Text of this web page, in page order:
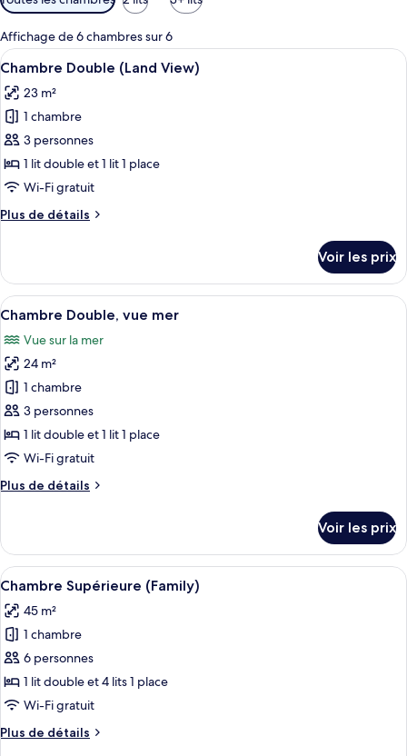
disponibles
pour
les
chambres
Affichage de 6 chambres sur 6
Afficher
toutes
les
photos
pour
ce
type
chambre :
(Land
View)
Une chambre d’hôtel avec deux lits,
5
Chambre Double (Land View)
23 m²
1 chambre
3 personnes
1 lit double et 1 lit 1 place
Wi-Fi gratuit
Plus de détails
Plus
le
type
de
Chambre
Double
(Land
View)
Voir les prix
Afficher
toutes
les
photos
pour
ce
type
de
chambre :
Chambre
mer
Une chambre d’hôtel avec un lit,
4
Chambre Double, vue mer
Vue sur la mer
24 m²
1 chambre
3 personnes
1 lit double et 1 lit 1 place
Wi-Fi gratuit
Plus de détails
Plus
le
type
de
Chambre
Double,
vue
mer
Voir les prix
Afficher
toutes
les
photos
pour
ce
type
chambre :
Une salle de bain moderne avec un
1
Chambre Supérieure (Family)
45 m²
1 chambre
6 personnes
1 lit double et 4 lits 1 place
Wi-Fi gratuit
Plus de détails
Plus